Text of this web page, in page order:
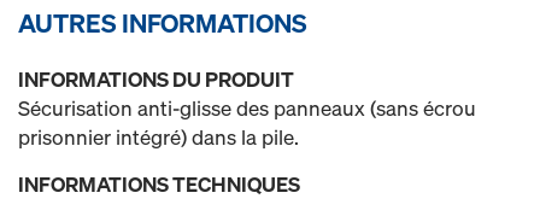
AUTRES INFORMATIONS
INFORMATIONS DU PRODUIT
Sécurisation anti-glisse des panneaux (sans écrou
prisonnier intégré) dans la pile.
INFORMATIONS TECHNIQUES